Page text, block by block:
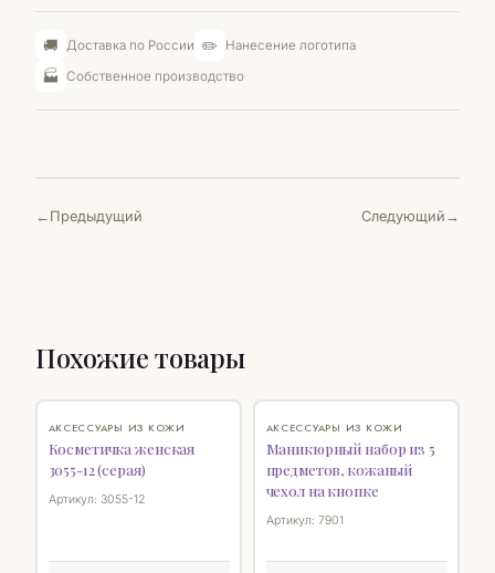
🚚 Доставка по России ✏️ Нанесение логотипа
🏭 Собственное производство
Предыдущий Следующий
Похожие товары
АКСЕССУАРЫ ИЗ КОЖИ
Косметичка женская
3055-12 (серая)
Артикул: 3055-12
АКСЕССУАРЫ ИЗ КОЖИ
Маникюрный набор из 5
предметов, кожаный
чехол на кнопке
Артикул: 7901